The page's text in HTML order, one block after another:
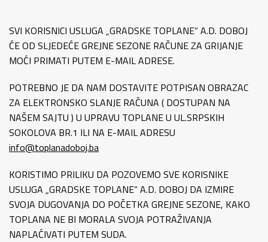
SVI KORISNICI USLUGA „GRADSKE TOPLANE“ A.D. DOBOJ
ĆE OD SLJEDEĆE GREJNE SEZONE RAČUNE ZA GRIJANJE
MOĆI PRIMATI PUTEM E-MAIL ADRESE.
POTREBNO JE DA NAM DOSTAVITE POTPISAN OBRAZAC
ZA ELEKTRONSKO SLANJE RAČUNA ( DOSTUPAN NA
NAŠEM SAJTU ) U UPRAVU TOPLANE U UL.SRPSKIH
SOKOLOVA BR.1 ILI NA E-MAIL ADRESU
info@toplanadoboj.ba
KORISTIMO PRILIKU DA POZOVEMO SVE KORISNIKE
USLUGA „GRADSKE TOPLANE“ A.D. DOBOJ DA IZMIRE
SVOJA DUGOVANJA DO POČETKA GREJNE SEZONE, KAKO
TOPLANA NE BI MORALA SVOJA POTRAŽIVANJA
NAPLAĆIVATI PUTEM SUDA.